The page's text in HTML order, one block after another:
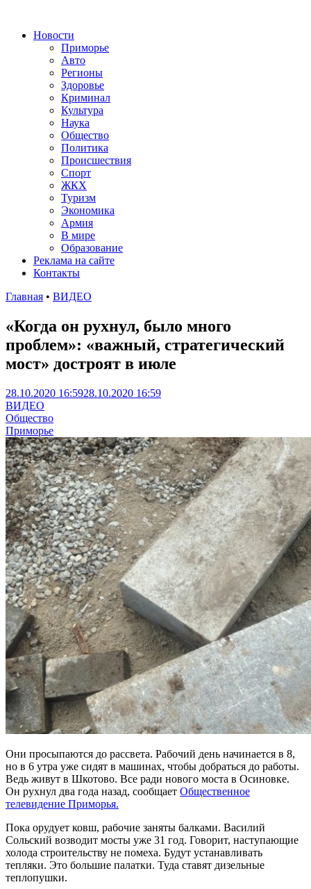
Новости
Приморье
Авто
Регионы
Здоровье
Криминал
Культура
Наука
Общество
Политика
Происшествия
Спорт
ЖКХ
Туризм
Экономика
Армия
В мире
Образование
Реклама на сайте
Контакты
Главная • ВИДЕО
«Когда он рухнул, было много
проблем»: «важный, стратегический
мост» достроят в июле
28.10.2020 16:5928.10.2020 16:59
ВИДЕО
Общество
Приморье
Они просыпаются до рассвета. Рабочий день начинается в 8,
но в 6 утра уже сидят в машинах, чтобы добраться до работы.
Ведь живут в Шкотово. Все ради нового моста в Осиновке.
Он рухнул два года назад, сообщает Общественное
телевидение Приморья.
Пока орудует ковш, рабочие заняты балками. Василий
Сольский возводит мосты уже 31 год. Говорит, наступающие
холода строительству не помеха. Будут устанавливать
тепляки. Это большие палатки. Туда ставят дизельные
теплопушки.